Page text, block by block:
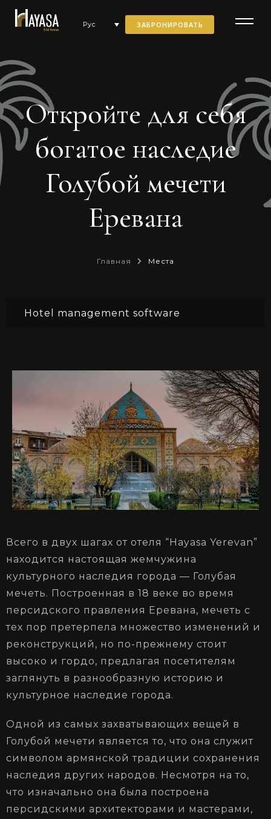
Рус ЗАБРОНИРОВАТЬ
Откройте для себя
богатое наследие
Голубой мечети
Еревана
Главная Места
Hotel management software
Всего в двух шагах от отеля “Hayasa Yerevan”
находится настоящая жемчужина
культурного наследия города — Голубая
мечеть. Построенная в 18 веке во время
персидского правления Еревана, мечеть с
тех пор претерпела множество изменений и
реконструкций, но по-прежнему стоит
высоко и гордо, предлагая посетителям
заглянуть в разнообразную историю и
культурное наследие города.
Одной из самых захватывающих вещей в
Голубой мечети является то, что она служит
символом армянской традиции сохранения
наследия других народов. Несмотря на то,
что изначально она была построена
персидскими архитекторами и мастерами,